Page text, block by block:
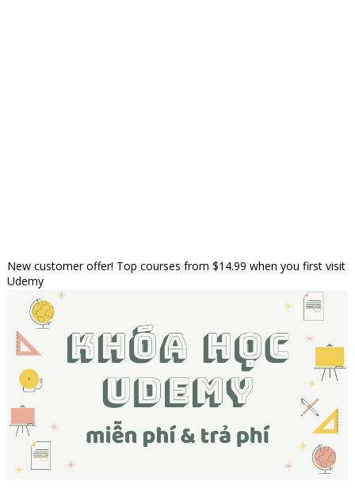
New customer offer! Top courses from $14.99 when you first visit
Udemy